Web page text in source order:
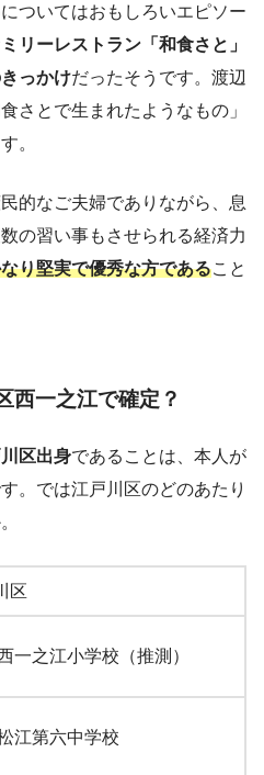
ついてはおもしろいエピソー
リーレストラン「和食さと」
っかけだったそうです。渡辺
さとで生まれたようなもの」
。
的なご夫婦でありながら、息
の習い事もさせられる経済力
り堅実で優秀な方であること
西一之江で確定？
区出身であることは、本人が
。では江戸川区のどのあたり
区
一之江小学校（推測）
江第六中学校